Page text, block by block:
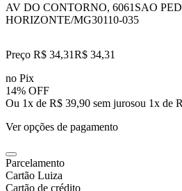
AV DO CONTORNO, 6061 SAO
HORIZONTE/MG30110-035
Preço R$ 34,31R$ 34,31
no Pix
14% OFF
Ou 1x de R$ 39,90 sem jurosou 1x de
Ver opções de pagamento
Parcelamento
Cartão Luiza
Cartão de crédito